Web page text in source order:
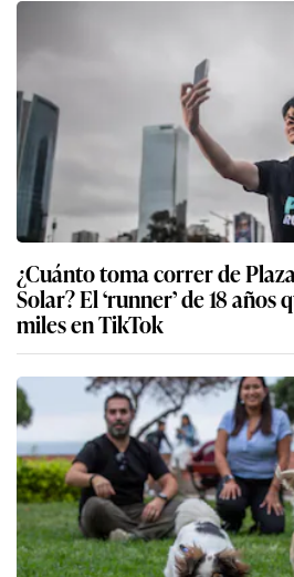
¿Cuánto toma correr de
Solar? El ‘runner’ de 18 años
miles en TikTok